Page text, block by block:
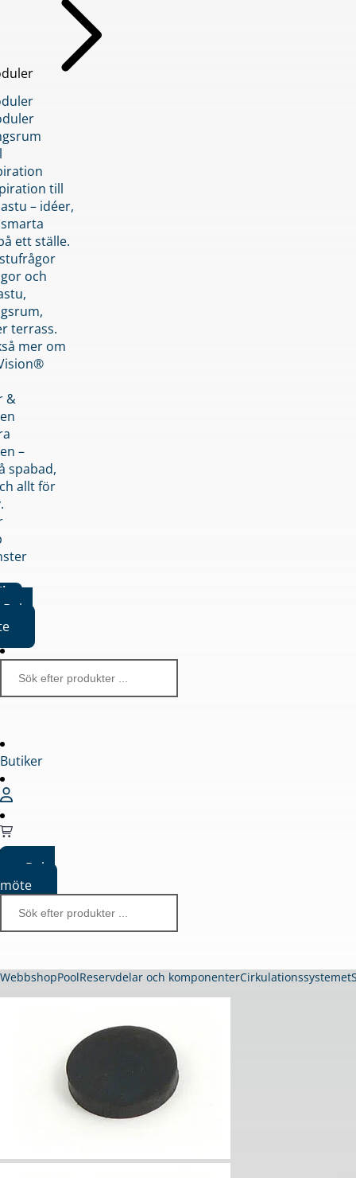
till
– idéer,
ett ställe.
och
terrass.
mer om
&
–
spabad,
allt för
Boka
Butiker
Boka
möte
WebbshopPoolReservdelar och komponenterCirkulationssystemet